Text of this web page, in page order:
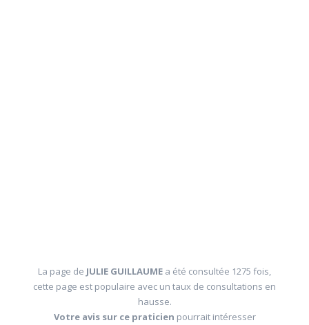
La page de JULIE GUILLAUME a été consultée 1275 fois,
cette page est populaire avec un taux de consultations en
hausse.
Votre avis sur ce praticien pourrait intéresser